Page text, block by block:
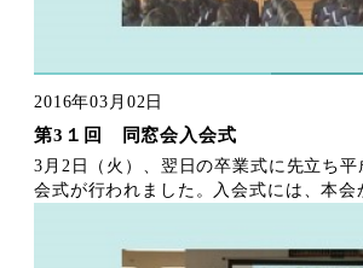
2016年03月02日
第3１回 同窓会入会式
3月2日（火）、翌日の卒業式に先立ち平
会式が行われました。入会式には、本会